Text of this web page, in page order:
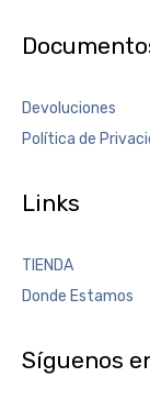
Devoluciones
Política de
Links
TIENDA
Donde Estamos
Síguenos